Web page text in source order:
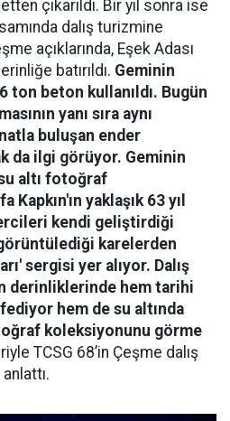
çıkarıldı. Bir yıl sonra ise
dalış turizmine
açıklarında, Eşek Adası
batırıldı. Geminin
ton beton kullanıldı. Bugün
yanı sıra aynı
buluşan ender
da ilgi görüyor. Geminin
altı fotoğraf
Kapkın'ın yaklaşık 63 yıl
kendi geliştirdiği
karelerden
sergisi yer alıyor. Dalış
derinliklerinde hem tarihi
hem de su altında
koleksiyonunu görme
TCSG 68’in Çeşme dalış